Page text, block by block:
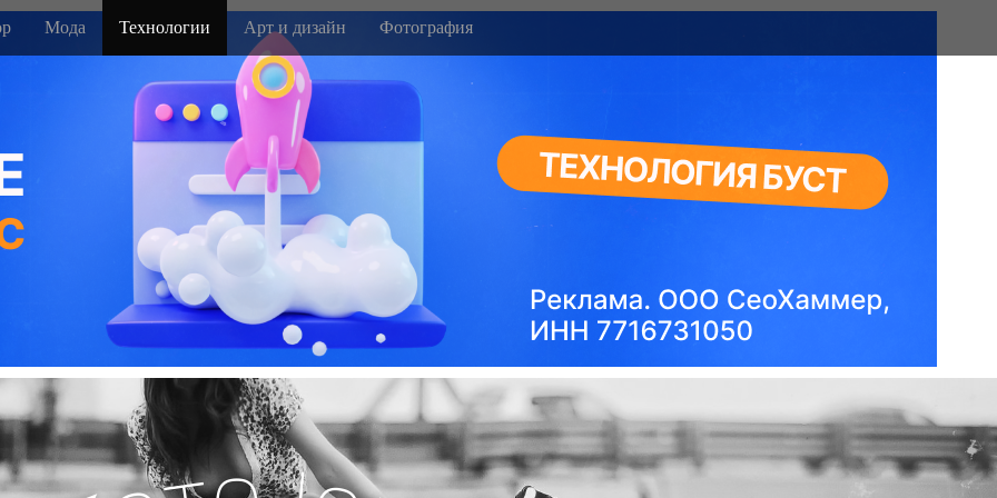
Мода Технологии Арт и дизайн Фотография